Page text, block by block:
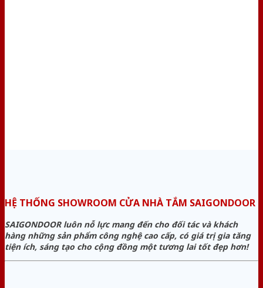
HỆ THỐNG SHOWROOM CỬA NHÀ TẮM SAIGONDOOR
SAIGONDOOR luôn nỗ lực mang đến cho đối tác và khách
hàng những sản phẩm công nghệ cao cấp, có giá trị gia tăng
tiện ích, sáng tạo cho cộng đồng một tương lai tốt đẹp hơn!